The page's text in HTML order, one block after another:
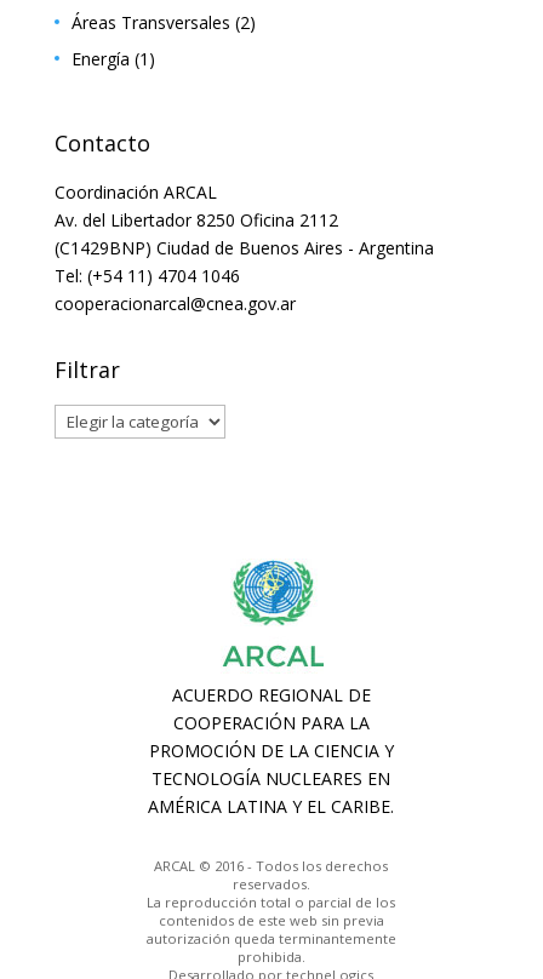
Áreas Transversales (2)
Energía (1)
Contacto
Coordinación ARCAL
Av. del Libertador 8250 Oficina 2112
(C1429BNP) Ciudad de Buenos Aires - Argentina
Tel: (+54 11) 4704 1046
cooperacionarcal@cnea.gov.ar
Filtrar
Filtrar
ARCAL © 2016 - Todos los derechos
reservados.
La reproducción total o parcial de los
contenidos de este web sin previa
autorización queda terminantemente
prohibida.
Desarrollado por techneLogics